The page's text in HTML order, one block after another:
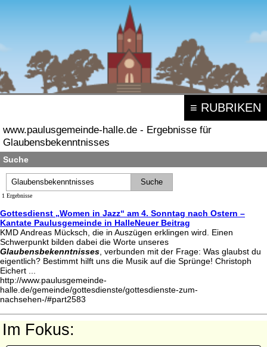
≡ RUBRIKEN
www.paulusgemeinde-halle.de - Ergebnisse für
Glaubensbekenntnisses
Suche
1 Ergebnisse
Gottesdienst „Women in Jazz“ am 4. Sonntag nach Ostern –
Kantate Paulusgemeinde in HalleNeuer Beitrag
KMD Andreas Mücksch, die in Auszügen erklingen wird. Einen
Schwerpunkt bilden dabei die Worte unseres
Glaubensbekenntnisses , verbunden mit der Frage: Was glaubst du
eigentlich? Bestimmt hilft uns die Musik auf die Sprünge! Christoph
Eichert ...
http://www.paulusgemeinde-
halle.de/gemeinde/gottesdienste/gottesdienste-zum-
nachsehen-/#part2583
Im Fokus: